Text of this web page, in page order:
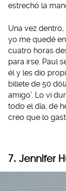
estrechó la
Una vez
yo me quedé
cuatro horas
para irse. Paul
él y les dio
billete de 50
amigo’. Lo vi
todo el día; de
creo que lo
7. Jennifer